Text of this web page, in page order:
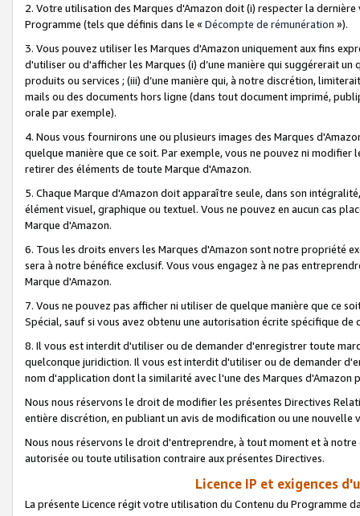
2. Votre utilisation des Marques d'Amazon doit (i) respecter la
Programme (tels que définis dans le « Décompte de rémunération »).
3. Vous pouvez utiliser les Marques d'Amazon uniquement aux fins
d'utiliser ou d'afficher les Marques (i) d’une manière qui suggérerait
produits ou services ; (iii) d’une manière qui, à notre discrétion,
mails ou des documents hors ligne (dans tout document imprimé,
orale par exemple).
4. Nous vous fournirons une ou plusieurs images des Marques
quelque manière que ce soit. Par exemple, vous ne pouvez ni
retirer des éléments de toute Marque d'Amazon.
5. Chaque Marque d'Amazon doit apparaître seule, dans son
élément visuel, graphique ou textuel. Vous ne pouvez en aucun cas
Marque d'Amazon.
6. Tous les droits envers les Marques d'Amazon sont notre propriété
sera à notre bénéfice exclusif. Vous vous engagez à ne pas
Marque d'Amazon.
7. Vous ne pouvez pas afficher ni utiliser de quelque manière que ce
Spécial, sauf si vous avez obtenu une autorisation écrite spécifique de
8. Il vous est interdit d'utiliser ou de demander d'enregistrer toute
quelconque juridiction. Il vous est interdit d'utiliser ou de demander
nom d'application dont la similarité avec l'une des Marques
Nous nous réservons le droit de modifier les présentes Directives
entière discrétion, en publiant un avis de modification ou une nouvelle
Nous nous réservons le droit d'entreprendre, à tout moment et à
autorisée ou toute utilisation contraire aux présentes Directives.
Licence IP et exigences
La présente Licence régit votre utilisation du Contenu du Programme